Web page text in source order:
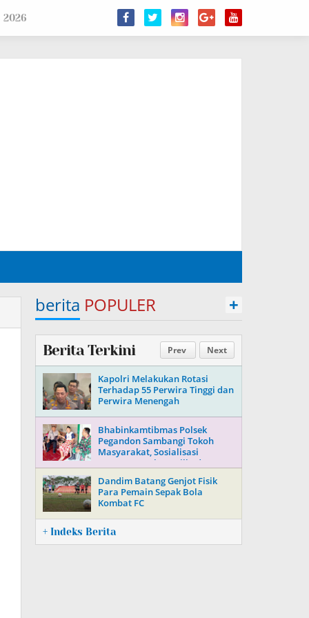
2026
berita POPULER +
Prev Next
Berita Terkini
Kapolri Melakukan Rotasi
Terhadap 55 Perwira Tinggi dan
Perwira Menengah
Bhabinkamtibmas Polsek
Pegandon Sambangi Tokoh
Masyarakat, Sosialisasi
Keamanan Jelang Pilkada 2024
Dandim Batang Genjot Fisik
Para Pemain Sepak Bola
Kombat FC
+ Indeks Berita